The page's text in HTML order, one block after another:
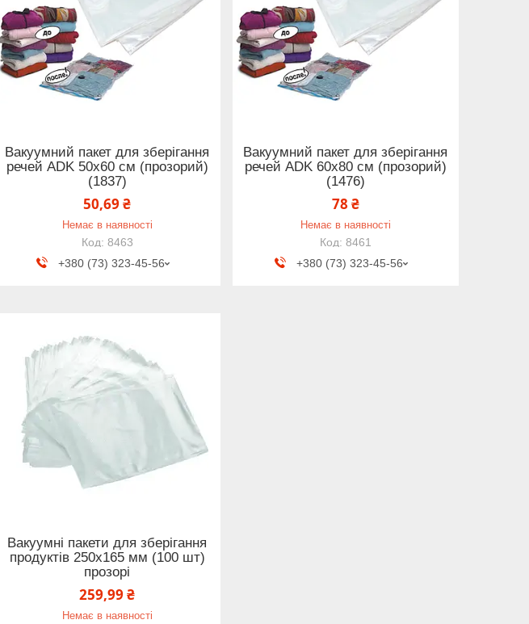
Вакуумний пакет для зберігання
речей ADK 50х60 см (прозорий)
(1837)
50,69 ₴
Немає в наявності
8463
+380 (73) 323-45-56
Вакуумний пакет для зберігання
речей ADK 60х80 см (прозорий)
(1476)
78 ₴
Немає в наявності
8461
+380 (73) 323-45-56
Вакуумні пакети для зберігання
продуктів 250x165 мм (100 шт)
прозорі
259,99 ₴
Немає в наявності